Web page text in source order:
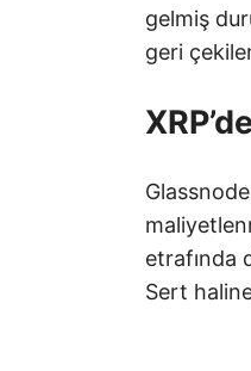
gelmiş
geri
etrafında
Sert